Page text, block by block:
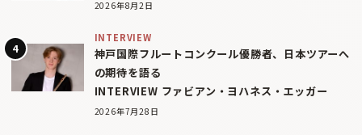
2026年8月2日
INTERVIEW
神戸国際フルートコンクール優勝者、日本ツアーへ
の期待を語る
INTERVIEW ファビアン・ヨハネス・エッガー
2026年7月28日